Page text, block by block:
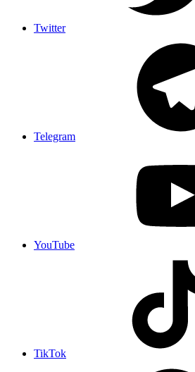
Twitter
Telegram
YouTube
TikTok